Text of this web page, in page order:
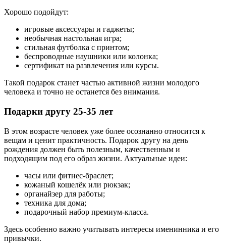
Хорошо подойдут:
игровые аксессуары и гаджеты;
необычная настольная игра;
стильная футболка с принтом;
беспроводные наушники или колонка;
сертификат на развлечения или курсы.
Такой подарок станет частью активной жизни молодого
человека и точно не останется без внимания.
Подарки другу 25-35 лет
В этом возрасте человек уже более осознанно относится к
вещам и ценит практичность. Подарок другу на день
рождения должен быть полезным, качественным и
подходящим под его образ жизни. Актуальные идеи:
часы или фитнес-браслет;
кожаный кошелёк или рюкзак;
органайзер для работы;
техника для дома;
подарочный набор премиум-класса.
Здесь особенно важно учитывать интересы именинника и его
привычки.